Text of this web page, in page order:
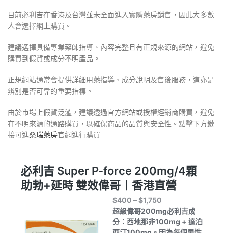
目前必利吉在香港及台灣並未全面進入實體藥房銷售，因此大多數
人會選擇網上購買。
建議選擇具備專業藥師指導、內容完整且有正規來源的網站，避免
購買到假貨或成分不明產品。
正規網站通常會提供詳細用藥指導、成分說明及售後服務，這亦是
辨別是否可靠的重要指標。
由於市場上假貨泛濫，建議透過官方網站或授權經銷商購買，避免
在不明來源的通路購買，以確保商品的品質與安全性。點擊下方鏈
接可進桑瑞藥房官網進行購買